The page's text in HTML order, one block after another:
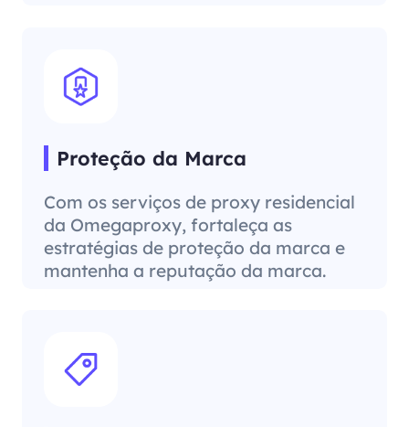
Proteção da Marca
Com os serviços de proxy residencial
da Omegaproxy, fortaleça as
estratégias de proteção da marca e
mantenha a reputação da marca.